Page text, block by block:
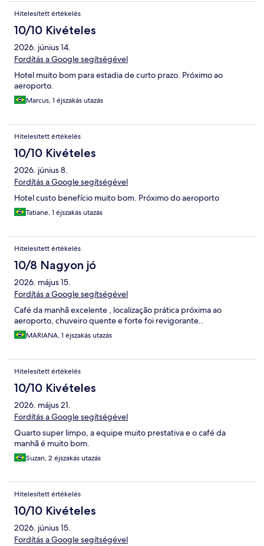
Hitelesített értékelés
10/10 Kivételes
2026. június 14.
Fordítás a Google segítségével
Hotel muito bom para estadia de curto prazo. Próximo ao
aeroporto.
Marcus, 1 éjszakás utazás
Hitelesített értékelés
10/10 Kivételes
2026. június 8.
Fordítás a Google segítségével
Hotel custo benefício muito bom. Próximo do aeroporto
Tatiane, 1 éjszakás utazás
Hitelesített értékelés
10/8 Nagyon jó
2026. május 15.
Fordítás a Google segítségével
Café da manhã excelente , localização prática próxima ao
aeroporto, chuveiro quente e forte foi revigorante..
MARIANA, 1 éjszakás utazás
Hitelesített értékelés
10/10 Kivételes
2026. május 21.
Fordítás a Google segítségével
Quarto super limpo, a equipe muito prestativa e o café da
manhã é muito bom.
Suzan, 2 éjszakás utazás
Hitelesített értékelés
10/10 Kivételes
2026. június 15.
Fordítás a Google segítségével